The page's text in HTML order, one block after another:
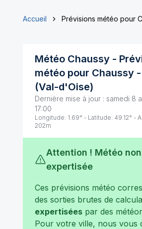
Accueil Prévisions météo pour
Météo Chaussy-
météo pour Chaussy-
(Val-d'Oise)
Dernière mise à jour : samedi 8
17:00
Longitude: 1.69° - Latitude: 49.12° -
202m
Attention ! Météo non
expertisée
Ces prévisions météo
des sorties brutes de
expertiséespar des
Pour votre ville, nous vous